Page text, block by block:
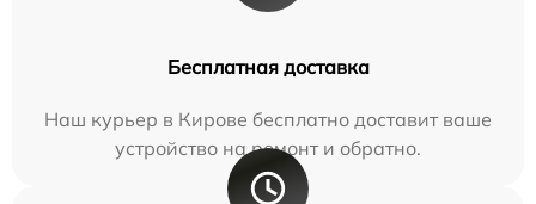
Бесплатная доставка
Наш курьер в Кирове бесплатно доставит ваше
устройство на ремонт и обратно.